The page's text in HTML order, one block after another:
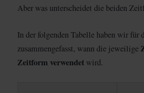
Aber was unterscheidet die beiden
In der folgenden Tabelle haben wir für
zusammengefasst, wann die jeweilige
Zeitform verwendet wird.